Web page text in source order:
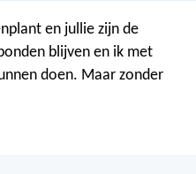
en jullie zijn de
blijven en ik met
doen. Maar zonder